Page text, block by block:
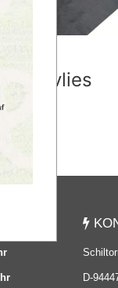
Mulchvlies
D-